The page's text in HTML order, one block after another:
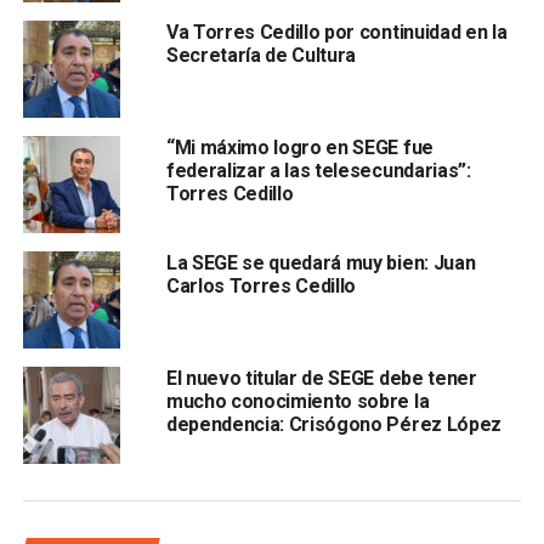
exigió la salida de la funcionaria, luego de que el pasado
15 de febrero, durante una llamada telefónica María
Guadalupe Chávez agredió a docentes al decirles:
“pinches indígenas, no entienden”
.
Los y las profesoras aseguran queinformaron de esta
situación al secretario de Educación, pero en su
misiva al gobernador señalaron que “ha pasado
Va Torres Cedillo por continuidad en la
Secretaría de Cultura
“Mi máximo logro en SEGE fue
federalizar a las telesecundarias”:
Torres Cedillo
La SEGE se quedará muy bien: Juan
Carlos Torres Cedillo
El nuevo titular de SEGE debe tener
mucho conocimiento sobre la
dependencia: Crisógono Pérez López